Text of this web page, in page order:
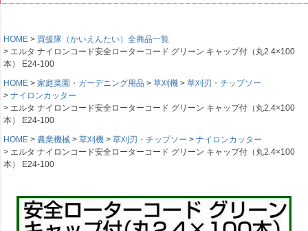
HOME
買援隊（かいえんたい）全商品一覧
エルタ ナイロンコード安全ローターコード グリーン キャップ付（丸2.4×100
本） E24-100
HOME
家庭菜園・ガーデニング用品 草刈機
草刈刃・チップソー
ナイロンカッター
エルタ ナイロンコード安全ローターコード グリーン キャップ付（丸2.4×100
本） E24-100
HOME
農業機械 草刈機 草刈刃・チップソー
ナイロンカッター
エルタ ナイロンコード安全ローターコード グリーン キャップ付（丸2.4×100
本） E24-100